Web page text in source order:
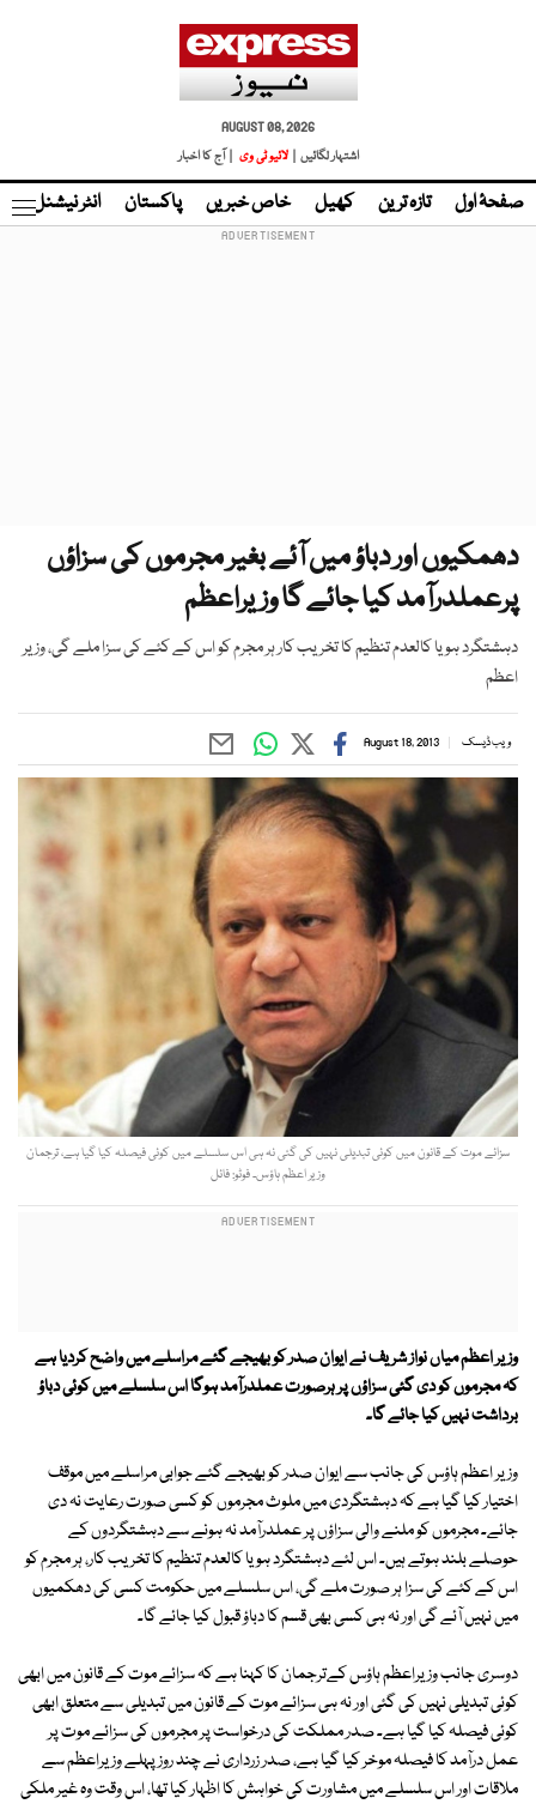
AUGUST 08, 2026
اشتہار لگائیں |
لائیو ٹی وی | آج کا اخبار
صفحۂ اول تازہ ترین کھیل خاص خبریں پاکستان انٹر نیشنل
دھمکیوں اور دباؤ میں آئے بغیر مجرموں کی سزاؤں
پرعملدرآمد کیا جائے گا وزیراعظم
دہشتگرد ہو یا کالعدم تنظیم کا تخریب کار ہر مجرم کو اس کے کئے کی سزا ملے گی، وزیر
اعظم
ویب ڈیسک August 18, 2013
سزائے موت کے قانون میں کوئی تبدیلی نہیں کی گئی نہ ہی اس سلسلے میں کوئی فیصلہ کیا گیا ہے، ترجمان
وزیر اعظم ہاؤس۔ فوٹو: فائل
وزیر اعظم میاں نواز شریف نے ایوان صدر کو بھیجے گئے مراسلے میں واضح کردیا ہے
کہ مجرموں کو دی گئیسزاؤں پر ہرصورتعملدرآمدہوگا اس سلسلے میں کوئی دباؤ
برداشت نہیں کیا جائے گا۔
وزیر اعظم ہاؤس کی جانب سے ایوان صدر کو بھیجے گئے جوابی مراسلے میں موقف
اختیار کیا گیا ہے کہ دہشتگردی میں ملوث مجرموں کو کسی صورت رعایت نہ دی
جائے۔ مجرموں کو ملنے والی سزاؤں پر عملدرآمد نہ ہونے سے دہشتگردوں کے
حوصلے بلند ہوتے ہیں۔ اس لئے دہشتگرد ہو یا کالعدم تنظیم کا تخریب کار، ہر مجرم کو
اس کے کئے کی سزا ہر صورت ملے گی، اس سلسلے میں حکومت کسی کی دھکمیوں
میں نہیں آئے گی اور نہ ہی کسی بھی قسم کا دباؤ قبول کیا جائے گا۔
دوسری جانب وزیراعظم ہاؤس کےترجمان کا کہنا ہے کہ سزائے موت کے قانون میں ابھی
کوئی تبدیلی نہیں کی گئی اور نہ ہی سزائے موت کے قانون میں تبدیلی سے متعلق ابھی
کوئی فیصلہ کیا گیا ہے۔ صدر مملکت کی درخواست پر مجرموں کی سزائے موت پر
عمل درآمد کا فیصلہ موخر کیا گیا ہے، صدر زرداری نے چند روز پہلے وزیراعظم سے
ملاقات اور اس سلسلے میں مشاورت کی خواہش کا اظہار کیا تھا، اس وقت وہ غیر ملکی